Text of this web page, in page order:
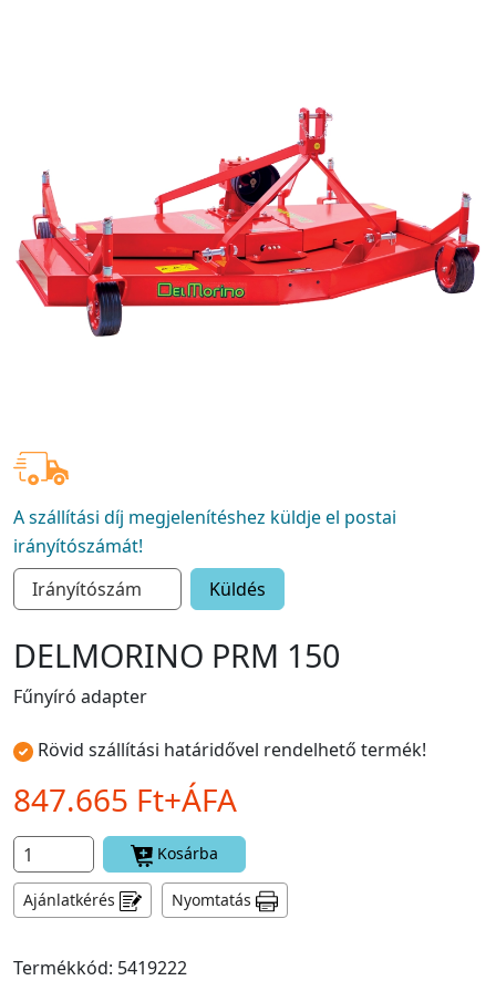
A szállítási díj megjelenítéshez küldje el postai
irányítószámát!
Küldés
DELMORINO PRM 150
Fűnyíró adapter
Rövid szállítási határidővel rendelhető termék!
847.665 Ft+ÁFA
Kosárba
Ajánlatkérés Nyomtatás
Termékkód: 5419222